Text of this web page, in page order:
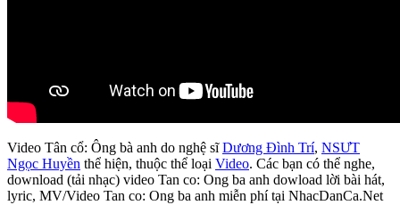
Video Tân cổ: Ông bà anh do nghệ sĩDương Đình Trí, NSƯT
Ngọc Huyền thể hiện, thuộc thể loại Video. Các bạn có thể nghe,
download (tải nhạc) video Tan co: Ong ba anh dowload lời bài hát,
lyric, MV/Video Tan co: Ong ba anh miễn phí tại NhacDanCa.Net